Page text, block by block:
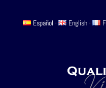
Español - English -